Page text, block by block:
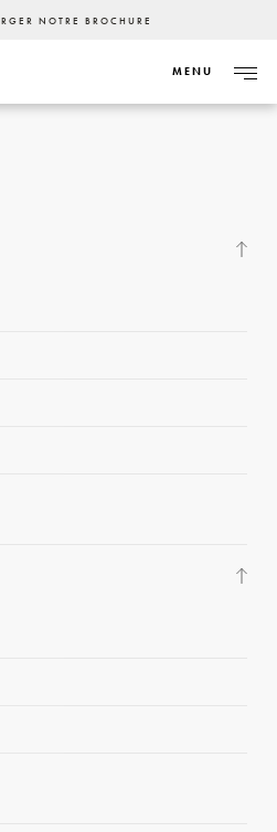
NOTRE BROCHURE
MENU